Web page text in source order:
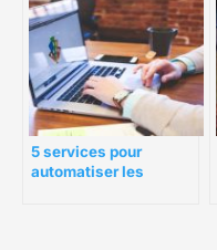
5 services pour
automatiser les